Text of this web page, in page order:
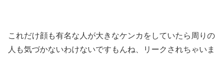
これだけ顔も有名な人が大きなケンカをしていたら周りの
人も気づかないわけないですもんね、リークされちゃいま